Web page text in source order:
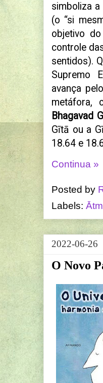
simboliza a
(o “si
objetivo
controle
sentidos).
Supremo
avança
metáfora,
Bhagavad
Gītā ou a
18.64 e
Continua »
Posted by
Labels:
2022-06-26
O Novo